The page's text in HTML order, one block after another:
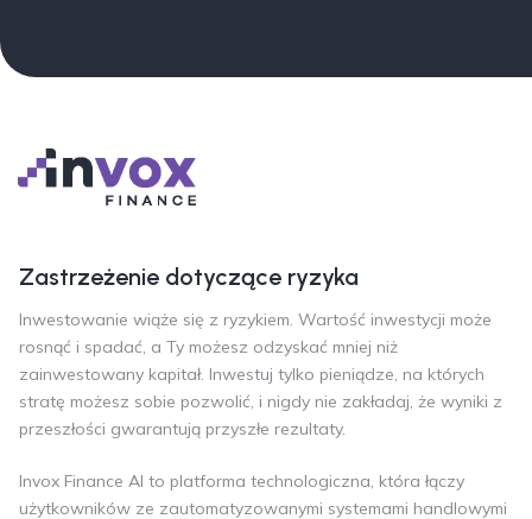
Zastrzeżenie dotyczące ryzyka
Inwestowanie wiąże się z ryzykiem. Wartość inwestycji może
rosnąć i spadać, a Ty możesz odzyskać mniej niż
zainwestowany kapitał. Inwestuj tylko pieniądze, na których
stratę możesz sobie pozwolić, i nigdy nie zakładaj, że wyniki z
przeszłości gwarantują przyszłe rezultaty.
Invox Finance AI to platforma technologiczna, która łączy
użytkowników ze zautomatyzowanymi systemami handlowymi